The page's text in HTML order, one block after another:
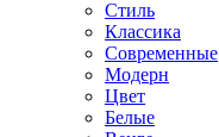
Стиль
Классика
Современные
Модерн
Цвет
Белые